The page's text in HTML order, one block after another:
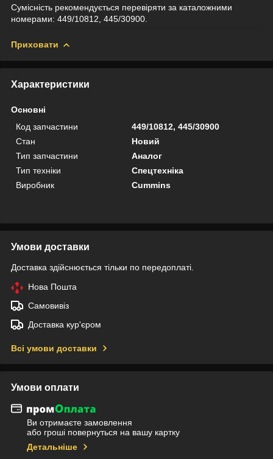
Сумісність рекомендується перевіряти за каталожними
номерами: 449/10812, 445/30900.
Приховати
Характеристики
Основні
Код запчастини
449/10812, 445/30900
Стан
Новий
Тип запчастини
Аналог
Тип техніки
Спецтехніка
Виробник
Cummins
Умови доставки
Доставка здійснюється тільки по передоплаті.
Нова Пошта
Самовивіз
Доставка кур'єром
Всі умови доставки
Умови оплати
Ви отримаєте замовлення
або гроші повернуться на вашу картку
Детальніше